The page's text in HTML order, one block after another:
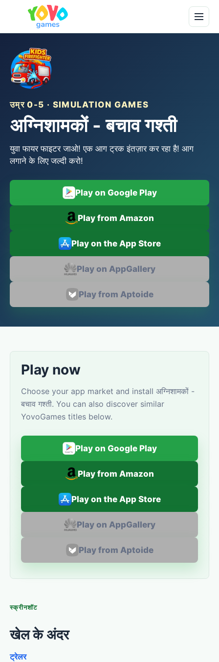
उम्र 0-5 · SIMULATION GAMES
अग्निशामकों - बचाव गश्ती
युवा फायर फाइटर जाओ! एक आग ट्रक इंतज़ार कर रहा है! आग
लगाने के लिए जल्दी करो!
Play on Google Play
Play from Amazon
Play on the App Store
Play on AppGallery
Play from Aptoide
Play now
Choose your app market and install अग्निशामकों -
बचाव गश्ती. You can also discover similar
YovoGames titles below.
Play on Google Play
Play from Amazon
Play on the App Store
Play on AppGallery
Play from Aptoide
स्क्रीनशॉट
खेल के अंदर
ट्रेलर